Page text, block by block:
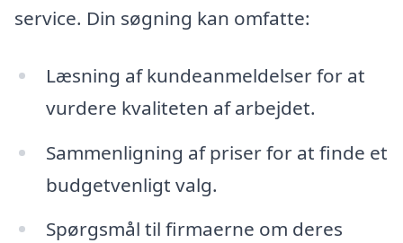
service. Din søgning kan omfatte:
Læsning af kundeanmeldelser for at
vurdere kvaliteten af arbejdet.
Sammenligning af priser for at finde et
budgetvenligt valg.
Spørgsmål til firmaerne om deres